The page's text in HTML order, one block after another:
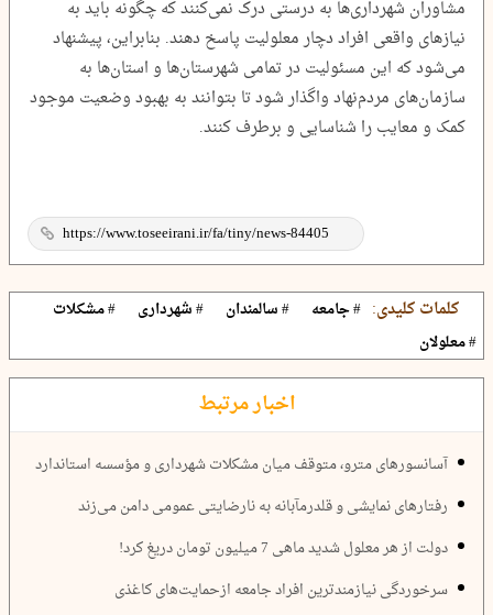
مشاوران شهرداری‌ها به درستی درک نمی‌کنند که چگونه باید به
نیازهای واقعی افراد دچار معلولیت پاسخ دهند. بنابراین، پیشنهاد
می‌شود که این مسئولیت در تمامی شهرستان‌ها و استان‌ها به
سازمان‌های مردم‌نهاد واگذار شود تا بتوانند به بهبود وضعیت موجود
کمک و معایب را شناسایی و برطرف کنند.
کلمات کلیدی: # جامعه # سالمندان # شهرداری
# مشکلات
# معلولان
اخبار مرتبط
آسانسورهای مترو، متوقف میان مشکلات شهرداری و مؤسسه استاندارد
رفتارهای نمایشی و قلدرمآبانه به نارضایتی عمومی دامن می‌زند
دولت از هر معلول شدید ماهی 7 میلیون تومان دریغ کرد!
سرخوردگی نیازمندترین افراد جامعه ازحمایت‌های کاغذی